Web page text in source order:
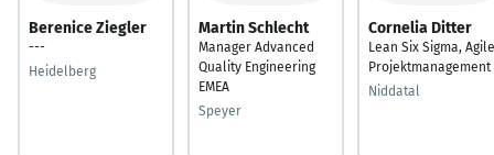
Berenice Ziegler
---
Heidelberg
Martin Schlecht
Manager Advanced
Quality Engineering
EMEA
Speyer
Cornelia Ditter
Lean Six Sigma,
Projektmanagement
Niddatal